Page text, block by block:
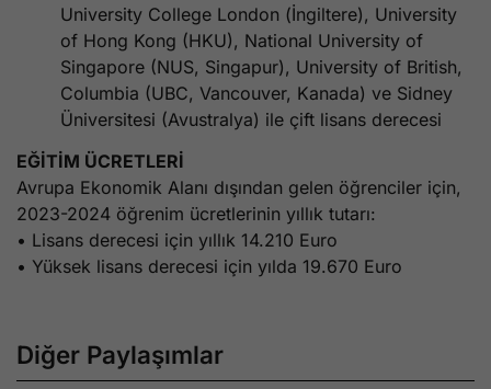
University College London (İngiltere), University
of Hong Kong (HKU), National University of
Singapore (NUS, Singapur), University of British,
Columbia (UBC, Vancouver, Kanada) ve Sidney
Üniversitesi (Avustralya) ile çift lisans derecesi
EĞİTİM ÜCRETLERİ
Avrupa Ekonomik Alanı dışından gelen öğrenciler için,
2023-2024 öğrenim ücretlerinin yıllık tutarı:
• Lisans derecesi için yıllık 14.210 Euro
• Yüksek lisans derecesi için yılda 19.670 Euro
Diğer Paylaşımlar